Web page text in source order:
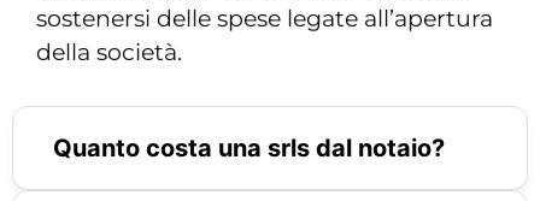
sostenersi delle spese legate all’apertura
della società.
Quanto costa una srls dal notaio?